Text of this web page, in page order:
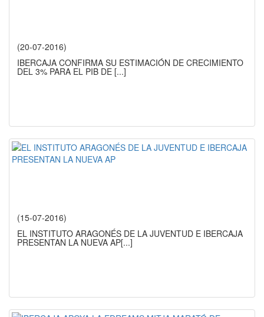
(20-07-2016)
IBERCAJA CONFIRMA SU ESTIMACIÓN DE CRECIMIENTO
DEL 3% PARA EL PIB DE [...]
(15-07-2016)
EL INSTITUTO ARAGONÉS DE LA JUVENTUD E IBERCAJA
PRESENTAN LA NUEVA AP[...]